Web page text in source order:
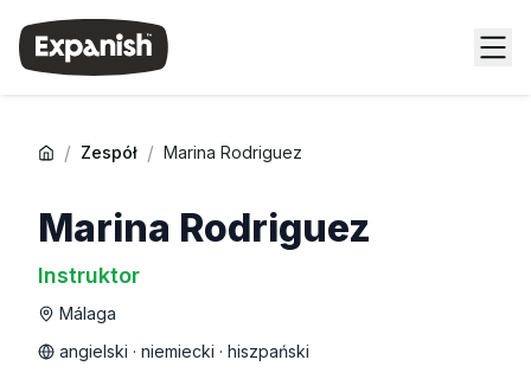
/ Zespół / Marina Rodriguez
Marina Rodriguez
Instruktor
Málaga
angielski · niemiecki · hiszpański